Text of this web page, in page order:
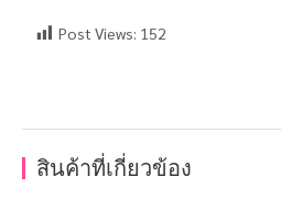
Post Views: 152
สินค้าที่เกี่ยวข้อง